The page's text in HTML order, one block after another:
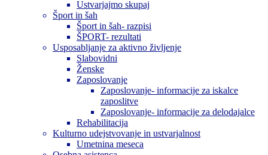
Ustvarjajmo skupaj
Šport in šah
Šport in šah- razpisi
ŠPORT- rezultati
Usposabljanje za aktivno življenje
Slabovidni
Ženske
Zaposlovanje
Zaposlovanje- informacije za iskalce
zaposlitve
Zaposlovanje- informacije za delodajalce
Rehabilitacija
Kulturno udejstvovanje in ustvarjalnost
Umetnina meseca